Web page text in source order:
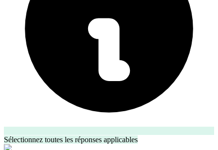
Sélectionnez toutes les réponses applicables